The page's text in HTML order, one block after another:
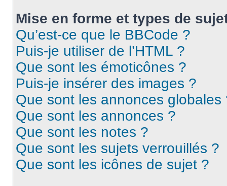
Mise en forme et types de
Qu’est-ce que le BBCode ?
Puis-je utiliser de l’HTML ?
Que sont les émoticônes ?
Puis-je insérer des images ?
Que sont les annonces globales
Que sont les annonces ?
Que sont les notes ?
Que sont les sujets verrouillés ?
Que sont les icônes de sujet ?